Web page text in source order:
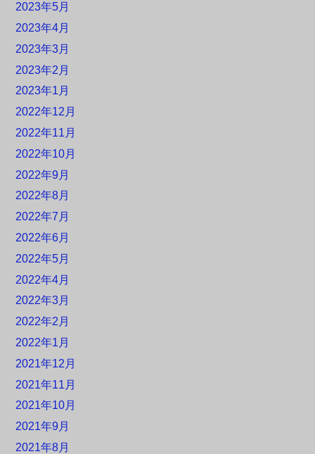
2023年5月
2023年4月
2023年3月
2023年2月
2023年1月
2022年12月
2022年11月
2022年10月
2022年9月
2022年8月
2022年7月
2022年6月
2022年5月
2022年4月
2022年3月
2022年2月
2022年1月
2021年12月
2021年11月
2021年10月
2021年9月
2021年8月